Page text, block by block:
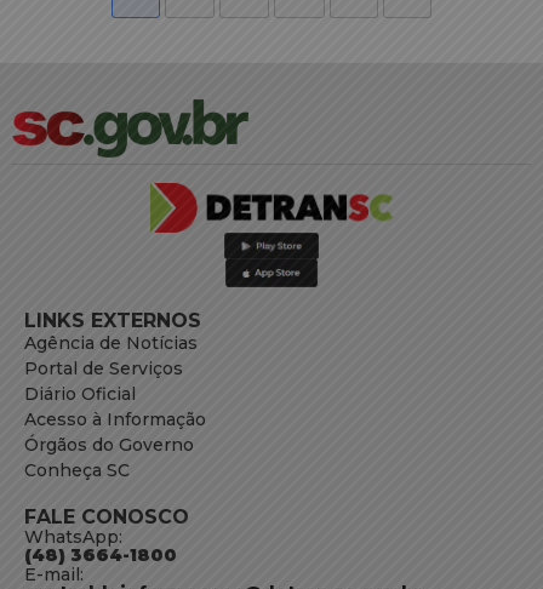
LINKS EXTERNOS
Agência de Notícias
Portal de Serviços
Diário Oficial
Acesso à Informação
Órgãos do Governo
Conheça SC
FALE CONOSCO
WhatsApp:
(48) 3664-1800
E-mail: